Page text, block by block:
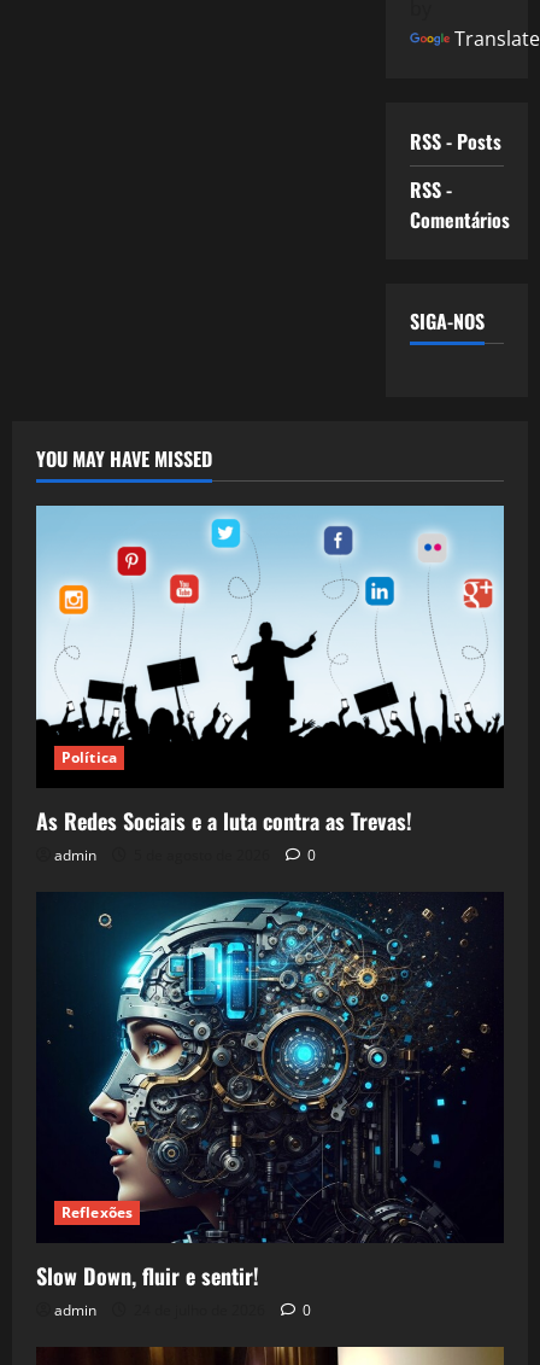
Translate
RSS - Posts
RSS -
Comentários
SIGA-NOS
YOU MAY HAVE MISSED
Política
As Redes Sociais e a luta contra as Trevas!
admin 0
Reflexões
Slow Down, fluir e sentir!
admin 0